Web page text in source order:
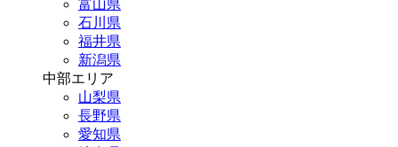
富山県
石川県
福井県
新潟県
中部エリア
山梨県
長野県
愛知県